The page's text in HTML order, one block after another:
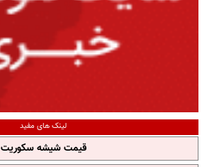
لینک های مفید
قیمت شیشه سکوریت